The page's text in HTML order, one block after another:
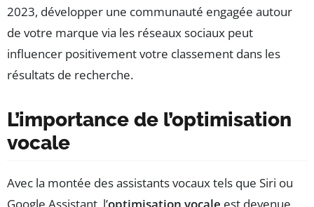
2023, développer une communauté engagée autour
de votre marque via les réseaux sociaux peut
influencer positivement votre classement dans les
résultats de recherche.
L’importance de l’optimisation
vocale
Avec la montée des assistants vocaux tels que Siri ou